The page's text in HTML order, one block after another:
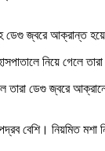
জ্বরে আক্রান্ত হয়ে
নিয়ে গেলে
ডেগু জ্বরে
নিয়মিত মশা